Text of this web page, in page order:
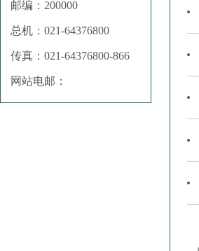
邮编：200000
总机：021-64376800
传真：021-64376800-866
网站电邮：